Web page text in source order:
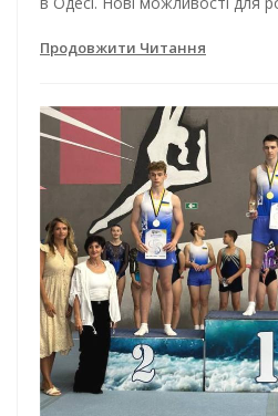
Продовжити Читання